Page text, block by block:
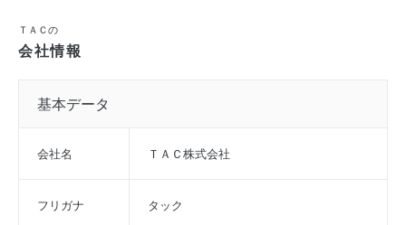
ＴＡＣの
会社情報
基本データ
会社名 ＴＡＣ株式会社
フリガナ タック